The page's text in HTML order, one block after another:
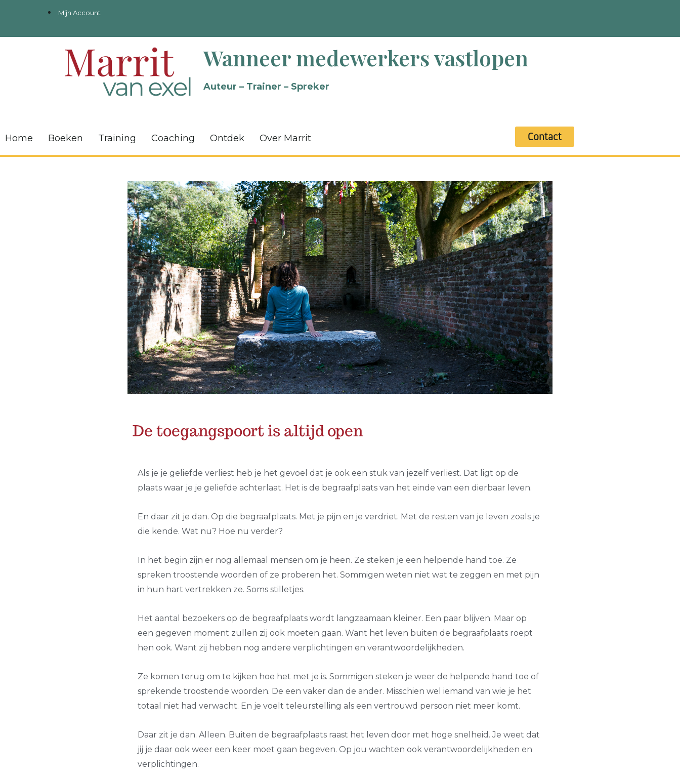
Mijn Account
Wanneer medewerkers vastlopen
Auteur – Trainer – Spreker
Home Boeken Training Coaching Ontdek Over Marrit Contact
De toegangspoort is altijd open
Als je je geliefde verliest heb je het gevoel dat je ook een stuk van jezelf verliest. Dat ligt op de
plaats waar je je geliefde achterlaat. Het is de begraafplaats van het einde van een dierbaar leven.
En daar zit je dan. Op die begraafplaats. Met je pijn en je verdriet. Met de resten van je leven zoals je
die kende. Wat nu? Hoe nu verder?
In het begin zijn er nog allemaal mensen om je heen. Ze steken je een helpende hand toe. Ze
spreken troostende woorden of ze proberen het. Sommigen weten niet wat te zeggen en met pijn
in hun hart vertrekken ze. Soms stilletjes.
Het aantal bezoekers op de begraafplaats wordt langzaamaan kleiner. Een paar blijven. Maar op
een gegeven moment zullen zij ook moeten gaan. Want het leven buiten de begraafplaats roept
hen ook. Want zij hebben nog andere verplichtingen en verantwoordelijkheden.
Ze komen terug om te kijken hoe het met je is. Sommigen steken je weer de helpende hand toe of
sprekende troostende woorden. De een vaker dan de ander. Misschien wel iemand van wie je het
totaal niet had verwacht. En je voelt teleurstelling als een vertrouwd persoon niet meer komt.
Daar zit je dan. Alleen. Buiten de begraafplaats raast het leven door met hoge snelheid. Je weet dat
jij je daar ook weer een keer moet gaan begeven. Op jou wachten ook verantwoordelijkheden en
verplichtingen.